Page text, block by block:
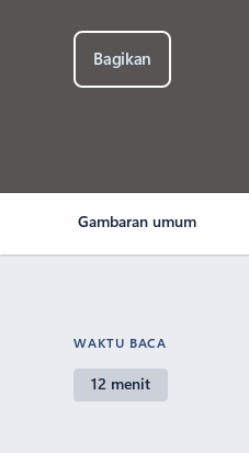
Bagikan
Gambaran umum
WAKTU BACA
12 menit